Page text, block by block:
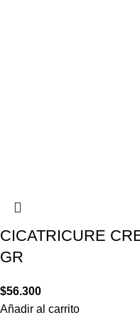
CICATRICURE
GR
$56.300
Añadir al carrito